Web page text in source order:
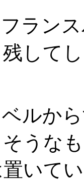
ラン
して
ルか
うな
いて